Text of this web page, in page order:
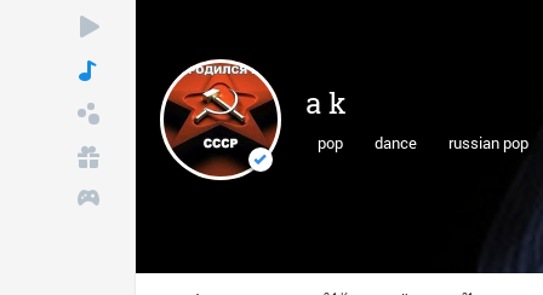
a k
pop dance russian pop